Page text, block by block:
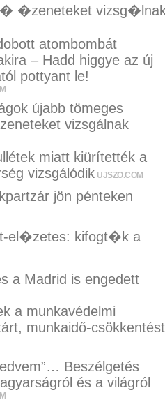
�zeneteket
atombombát
– Hadd higgye az új
pottyant le!
újabb tömeges
vizsgálnak
miatt kiürítették a
vizsgálódik UJSZO.COM
jön pénteken
el�zetes: kifogt�k a
a Madrid is engedett
a munkavédelmi
munkaidő-csökkentést
Beszélgetés
és a világról